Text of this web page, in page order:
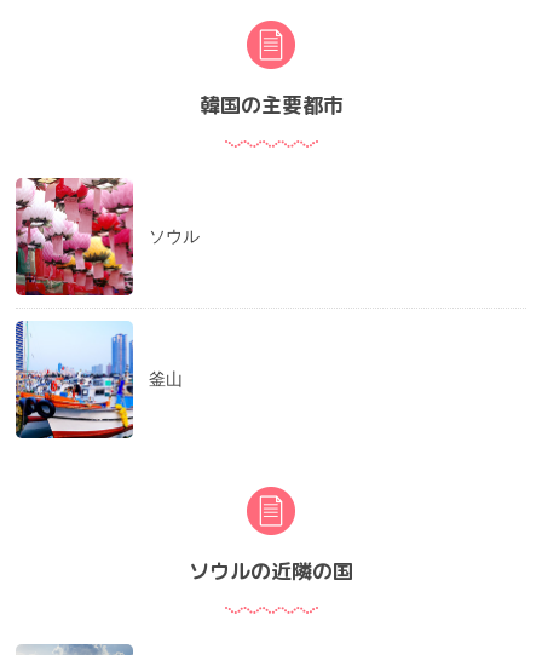
韓国の主要都市
ソウル
釜山
ソウルの近隣の国